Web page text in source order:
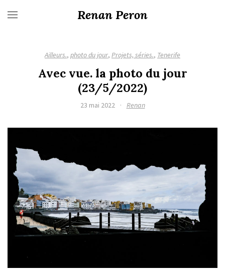
Renan Peron
Ailleurs., photo du jour, Projets, séries., Tenerife
Avec vue. la photo du jour
(23/5/2022)
23 mai 2022 · Renan